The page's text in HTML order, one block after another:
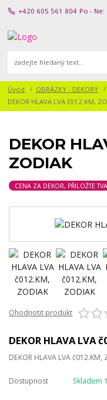
+420 605 561 804 Po - Ne:
Úvod OBRÁZKY - DEKORY
DEKOR HLAVA LVA č012.KM,
DEKOR
ZODIAK
CENA ZA DEKOR, PŘILOŽTE
Ohodnotit produkt
DEKOR HLAVA LVA
DEKOR HLAVA LVA č012.KM,
Dostupnost Skladem